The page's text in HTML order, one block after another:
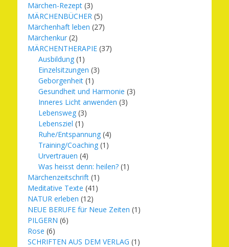
Märchen-Rezept (3)
MÄRCHENBÜCHER (5)
Märchenhaft leben (27)
Märchenkur (2)
MÄRCHENTHERAPIE (37)
Ausbildung (1)
Einzelsitzungen (3)
Geborgenheit (1)
Gesundheit und Harmonie (3)
Inneres Licht anwenden (3)
Lebensweg (3)
Lebensziel (1)
Ruhe/Entspannung (4)
Training/Coaching (1)
Urvertrauen (4)
Was heisst denn: heilen? (1)
Märchenzeitschrift (1)
Meditative Texte (41)
NATUR erleben (12)
NEUE BERUFE für Neue Zeiten (1)
PILGERN (6)
Rose (6)
SCHRIFTEN AUS DEM VERLAG (1)